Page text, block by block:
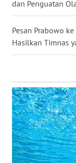
dan Penguatan
Pesan Prabowo
Hasilkan Timnas
MALUKU
WN
WN
DAIRI
WN
DANAU
TOBA